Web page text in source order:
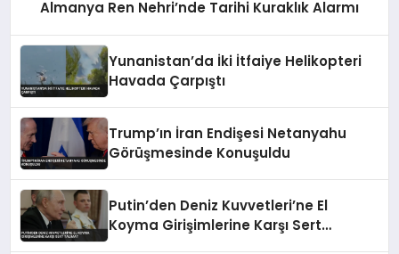
Almanya Ren Nehri’nde Tarihi Kuraklık Alarmı
Yunanistan’da İki İtfaiye Helikopteri
Havada Çarpıştı
Trump’ın İran Endişesi Netanyahu
Görüşmesinde Konuşuldu
Putin’den Deniz Kuvvetleri’ne El
Koyma Girişimlerine Karşı Sert